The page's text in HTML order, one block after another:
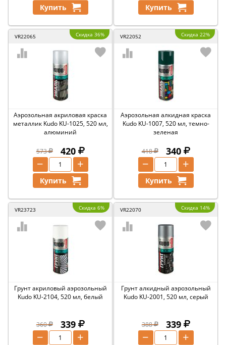
Купить Купить
VR22065 Скидка 36%
Аэрозольная акриловая краска
металлик Kudo KU-1025, 520 мл,
алюминий
573 420
+
−
Купить
VR22052 Скидка 22%
Аэрозольная алкидная краска
Kudo KU-1007, 520 мл, темно-
зеленая
418 340
+
−
Купить
VR23723 Скидка 6%
Грунт акриловый аэрозольный
Kudo KU-2104, 520 мл, белый
360 339
+
−
VR22070 Скидка 14%
Грунт алкидный аэрозольный
Kudo KU-2001, 520 мл, серый
388 339
+
−